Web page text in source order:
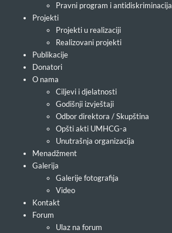
Pravni program i antidiskriminacija
Projekti
Projekti u realizaciji
Realizovani projekti
Publikacije
Donatori
O nama
Ciljevi i djelatnosti
Godišnji izvještaji
Odbor direktora / Skupština
Opšti akti UMHCG-a
Unutrašnja organizacija
Menadžment
Galerija
Galerije fotografija
Video
Kontakt
Forum
Ulaz na forum